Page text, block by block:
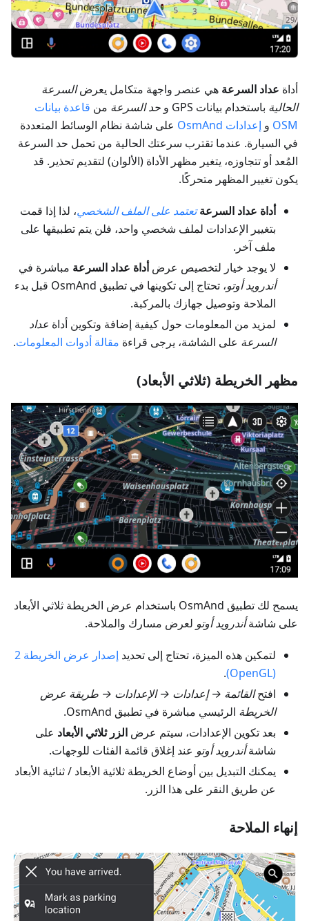
أداة عداد السرعة هي عنصر واجهة متكامل يعرضالسرعة
الحالية باستخدام بيانات GPS و حد السرعة من قاعدة بيانات
OSM و إعدادات OsmAnd
على شاشة نظام الوسائط المتعددة
في السيارة. عندما تقترب سرعتك الحالية من تحمل حد السرعة
المُعد أو تتجاوزه، يتغير مظهر الأداة (الألوان) لتقديم تحذير. قد
يكون تغيير المظهر متحركًا.
أداة عداد السرعة تعتمد على الملف الشخصي، لذا إذا قمت
بتغيير الإعدادات لملف شخصي واحد، فلن يتم تطبيقها على
ملف آخر.
لا يوجد خيار لتخصيص عرضأداة عداد السرعة مباشرة في
أندرويد أوتو
، تحتاج إلى تكوينها في تطبيق OsmAnd قبل بدء
الملاحة وتوصيل جهازك بالمركبة.
لمزيد من المعلومات حول كيفية إضافة وتكوين أداة عداد
السرعة على الشاشة، يرجى قراءة مقالة أدوات المعلومات.
مظهر الخريطة (ثلاثي الأبعاد)
يسمح لك تطبيق OsmAnd باستخدام عرض الخريطة ثلاثي الأبعاد
على شاشةأندرويد أوتو لعرض مسارك والملاحة.
لتمكين هذه الميزة، تحتاج إلى تحديد
إصدار عرض الخريطة 2
(OpenGL)
.
افتحالقائمة → إعدادات → الإعدادات → طريقة عرض
الخريطة الرئيسي مباشرة في تطبيق OsmAnd.
بعد تكوين الإعدادات، سيتم عرض الزر ثلاثي الأبعاد على
شاشةأندرويد أوتو عند إغلاق قائمة الفئات للوجهات.
يمكنك التبديل بين أوضاع الخريطة ثلاثية الأبعاد / ثنائية الأبعاد
عن طريق النقر على هذا الزر.
إنهاء الملاحة